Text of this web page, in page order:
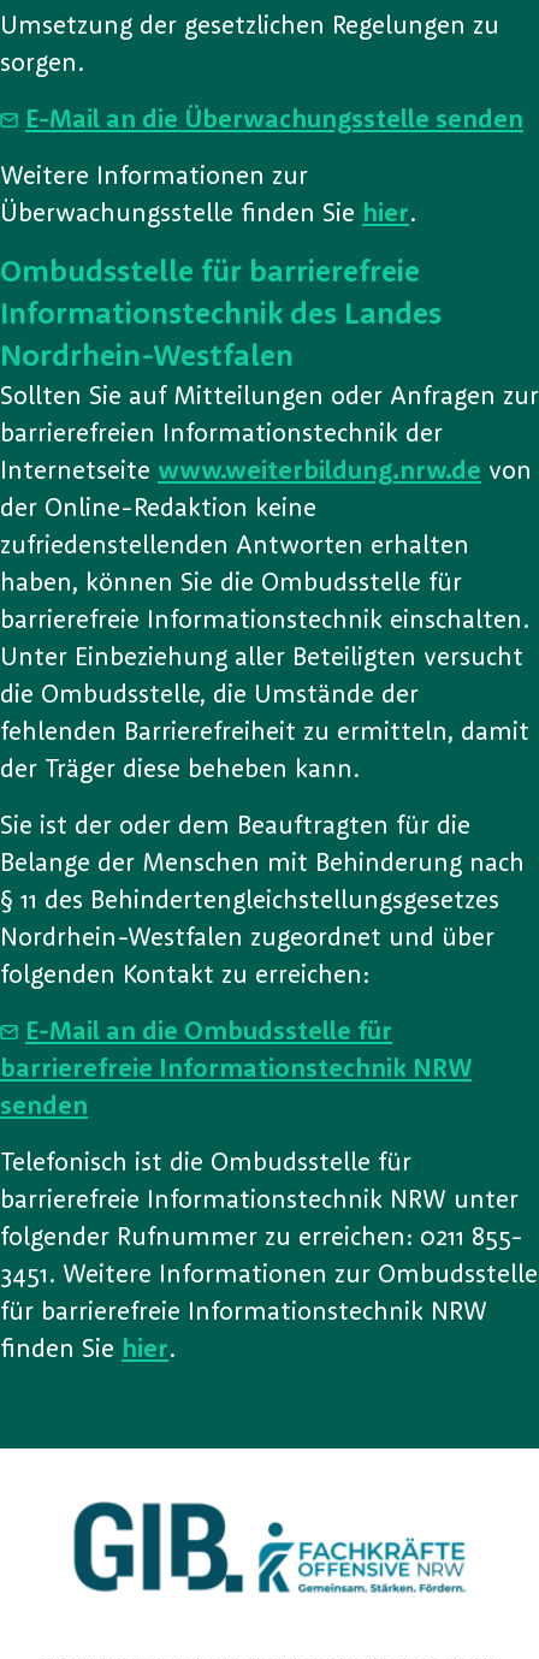
Umsetzung der gesetzlichen Regelungen zu
sorgen.
E-Mail an die Überwachungsstelle senden
Weitere Informationen zur
Überwachungsstelle finden Sie hier.
Ombudsstelle für barrierefreie
Informationstechnik des Landes
Nordrhein-Westfalen
Sollten Sie auf Mitteilungen oder Anfragen zur
barrierefreien Informationstechnik der
Internetseite www.weiterbildung.nrw.de von
der Online-Redaktion keine
zufriedenstellenden Antworten erhalten
haben, können Sie die Ombudsstelle für
barrierefreie Informationstechnik einschalten.
Unter Einbeziehung aller Beteiligten versucht
die Ombudsstelle, die Umstände der
fehlenden Barrierefreiheit zu ermitteln, damit
der Träger diese beheben kann.
Sie ist der oder dem Beauftragten für die
Belange der Menschen mit Behinderung nach
§ 11 des Behindertengleichstellungsgesetzes
Nordrhein-Westfalen zugeordnet und über
folgenden Kontakt zu erreichen:
E-Mail an die Ombudsstelle für
barrierefreie Informationstechnik NRW
senden
Telefonisch ist die Ombudsstelle für
barrierefreie Informationstechnik NRW unter
folgender Rufnummer zu erreichen: 0211 855-
3451. Weitere Informationen zur Ombudsstelle
für barrierefreie Informationstechnik NRW
finden Sie hier.